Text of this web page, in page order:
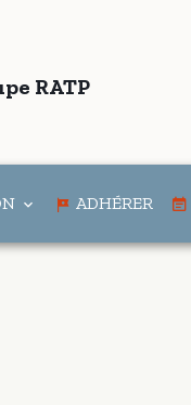
RATP
ADHÉRER